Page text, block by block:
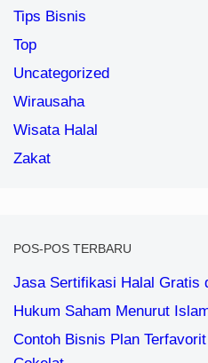
Tips Bisnis
Top
Uncategorized
Wirausaha
Wisata Halal
Zakat
POS-POS TERBARU
Jasa Sertifikasi Halal Gratis
Hukum Saham Menurut
Contoh Bisnis Plan